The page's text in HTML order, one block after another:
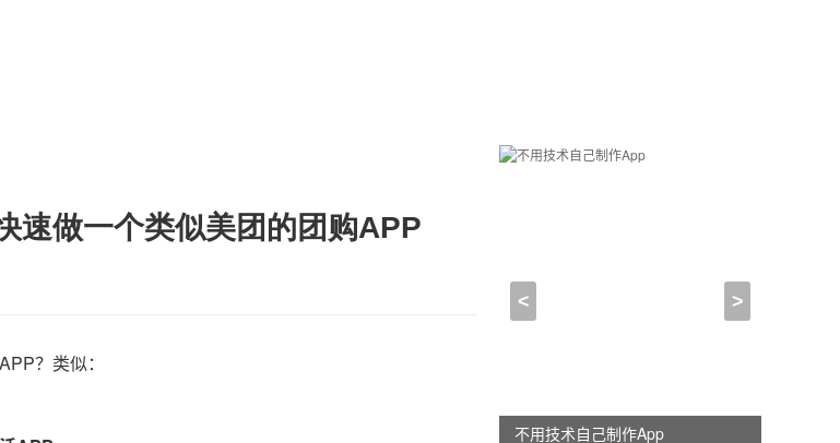
速做一个类似美团的团购APP
？类似：
< >
躺赚神器，淘宝客系统全新上线